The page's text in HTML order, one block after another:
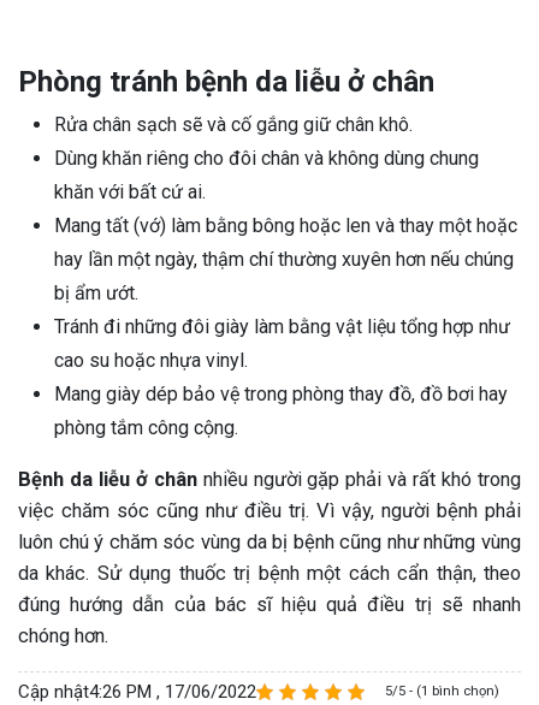
Phòng tránh bệnh da liễu ở chân
Rửa chân sạch sẽ và cố gắng giữ chân khô.
Dùng khăn riêng cho đôi chân và không dùng chung
khăn với bất cứ ai.
Mang tất (vớ) làm bằng bông hoặc len và thay một hoặc
hay lần một ngày, thậm chí thường xuyên hơn nếu chúng
bị ẩm ướt.
Tránh đi những đôi giày làm bằng vật liệu tổng hợp như
cao su hoặc nhựa vinyl.
Mang giày dép bảo vệ trong phòng thay đồ, đồ bơi hay
phòng tắm công cộng.
Bệnh da liễu ở chânnhiều người gặp phải và rất khó trong
việc chăm sóc cũng như điều trị. Vì vậy, người bệnh phải
luôn chú ý chăm sóc vùng da bị bệnh cũng như những vùng
da khác. Sử dụng thuốc trị bệnh một cách cẩn thận, theo
đúng hướng dẫn của bác sĩ hiệu quả điều trị sẽ nhanh
chóng hơn.
Cập nhật4:26 PM , 17/06/2022 5/5 - (1 bình chọn)